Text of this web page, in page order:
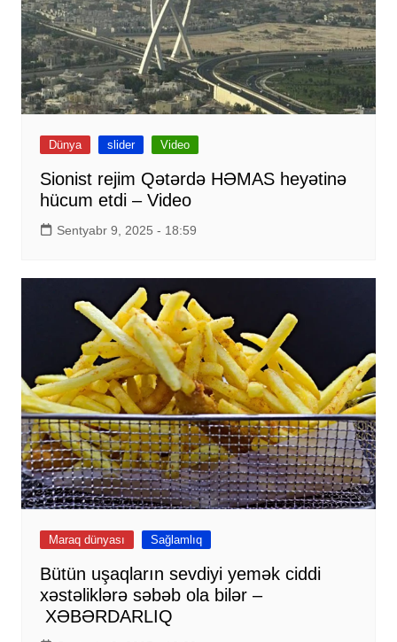
Dünya slider Video
Sionist rejim Qətərdə HƏMAS heyətinə
hücum etdi – Video
Sentyabr 9, 2025 - 18:59
Maraq dünyası Sağlamlıq
Bütün uşaqların sevdiyi yemək ciddi
xəstəliklərə səbəb ola bilər –
XƏBƏRDARLIQ